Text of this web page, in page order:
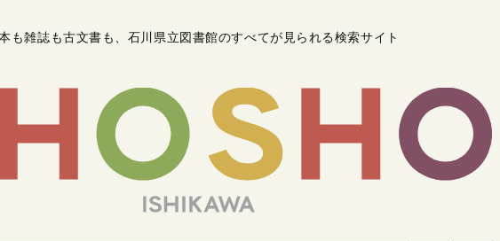
も雑誌も古文書も 石川県立図書館のすべてが見られる検索サイト